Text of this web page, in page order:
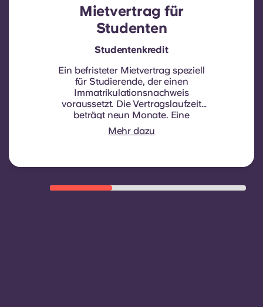
Mietvertrag für
Studenten
Studentenkredit
Ein befristeter Mietvertrag speziell
für Studierende, der einen
Immatrikulationsnachweis
voraussetzt. Die Vertragslaufzeit
beträgt neun Monate. Eine
Verlängerung erfolgt nicht
automatisch, kann aber durch einen
wie eine gute Zahlungsmoral, ein
die Verfügbarkeit von Zimmern
Mehr dazu